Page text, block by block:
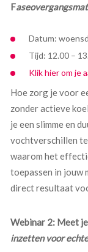
F
Datum:
Tijd: 12.00 –
Klik hier om je
Hoe zorg je voor
zonder actieve
je een slimme en
vochtverschillen te
waarom het
toepassen in jouw
direct resultaat
Webinar 2: Meet
inzetten voor